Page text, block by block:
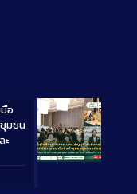
Long
อ
มชน
ะ